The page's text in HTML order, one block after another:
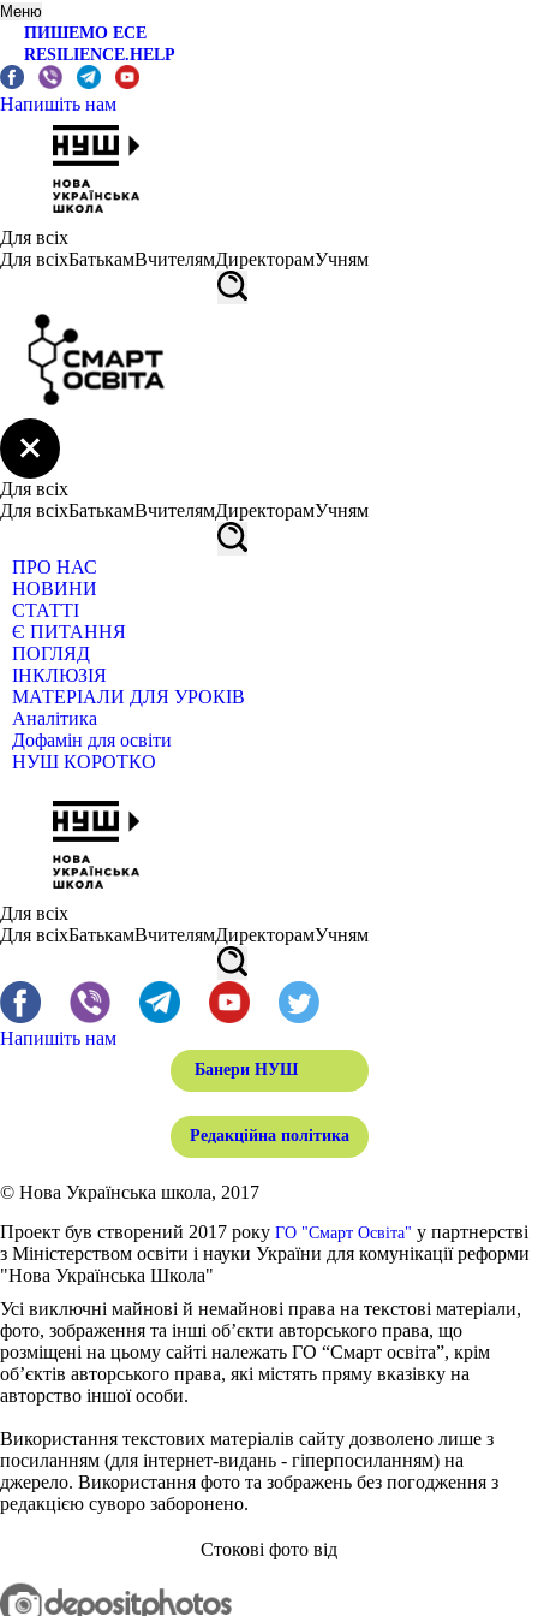
Меню
ПИШЕМО ЕСЕ
RESILIENCE.HELP
Напишіть нам
Для всіх
Для всіхБатькамВчителямДиректорамУчням
Для всіх
Для всіхБатькамВчителямДиректорамУчням
ПРО НАС
НОВИНИ
СТАТТІ
Є ПИТАННЯ
ПОГЛЯД
ІНКЛЮЗІЯ
МАТЕРІАЛИ ДЛЯ УРОКІВ
Аналітика
Дофамін для освіти
НУШ КОРОТКО
Для всіх
Для всіхБатькамВчителямДиректорамУчням
Напишіть нам
Банери НУШ
Редакційна політика
© Нова Українська школа, 2017
Проект був створений 2017 року ГО "Смарт Освіта" у партнерстві
з Міністерством освіти і науки України для комунікації реформи
"Нова Українська Школа"
Усі виключні майнові й немайнові права на текстові матеріали,
фото, зображення та інші об’єкти авторського права, що
розміщені на цьому сайті належать ГО “Смарт освіта”, крім
об’єктів авторського права, які містять пряму вказівку на
авторство іншої особи.
Використання текстових матеріалів сайту дозволено лише з
посиланням (для інтернет-видань - гіперпосиланням) на
джерело. Використання фото та зображень без погодження з
редакцією суворо заборонено.
Стокові фото від